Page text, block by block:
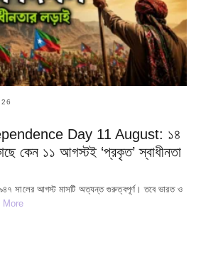
Day 11 August: ১৪
কেন ১১ আগস্টই ‘প্রকৃত’ স্বাধীনতা
১৯৪৭ সালের আগস্ট মাসটি অত্যন্ত গুরুত্বপূর্ণ। তবে ভারত ও
More